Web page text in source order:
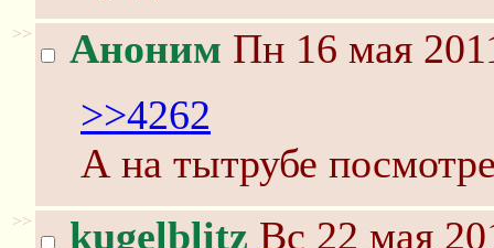
>> Аноним Пн 16 мая
>>4262
А на тытрубе
>> kugelblitz Вс 22 мая